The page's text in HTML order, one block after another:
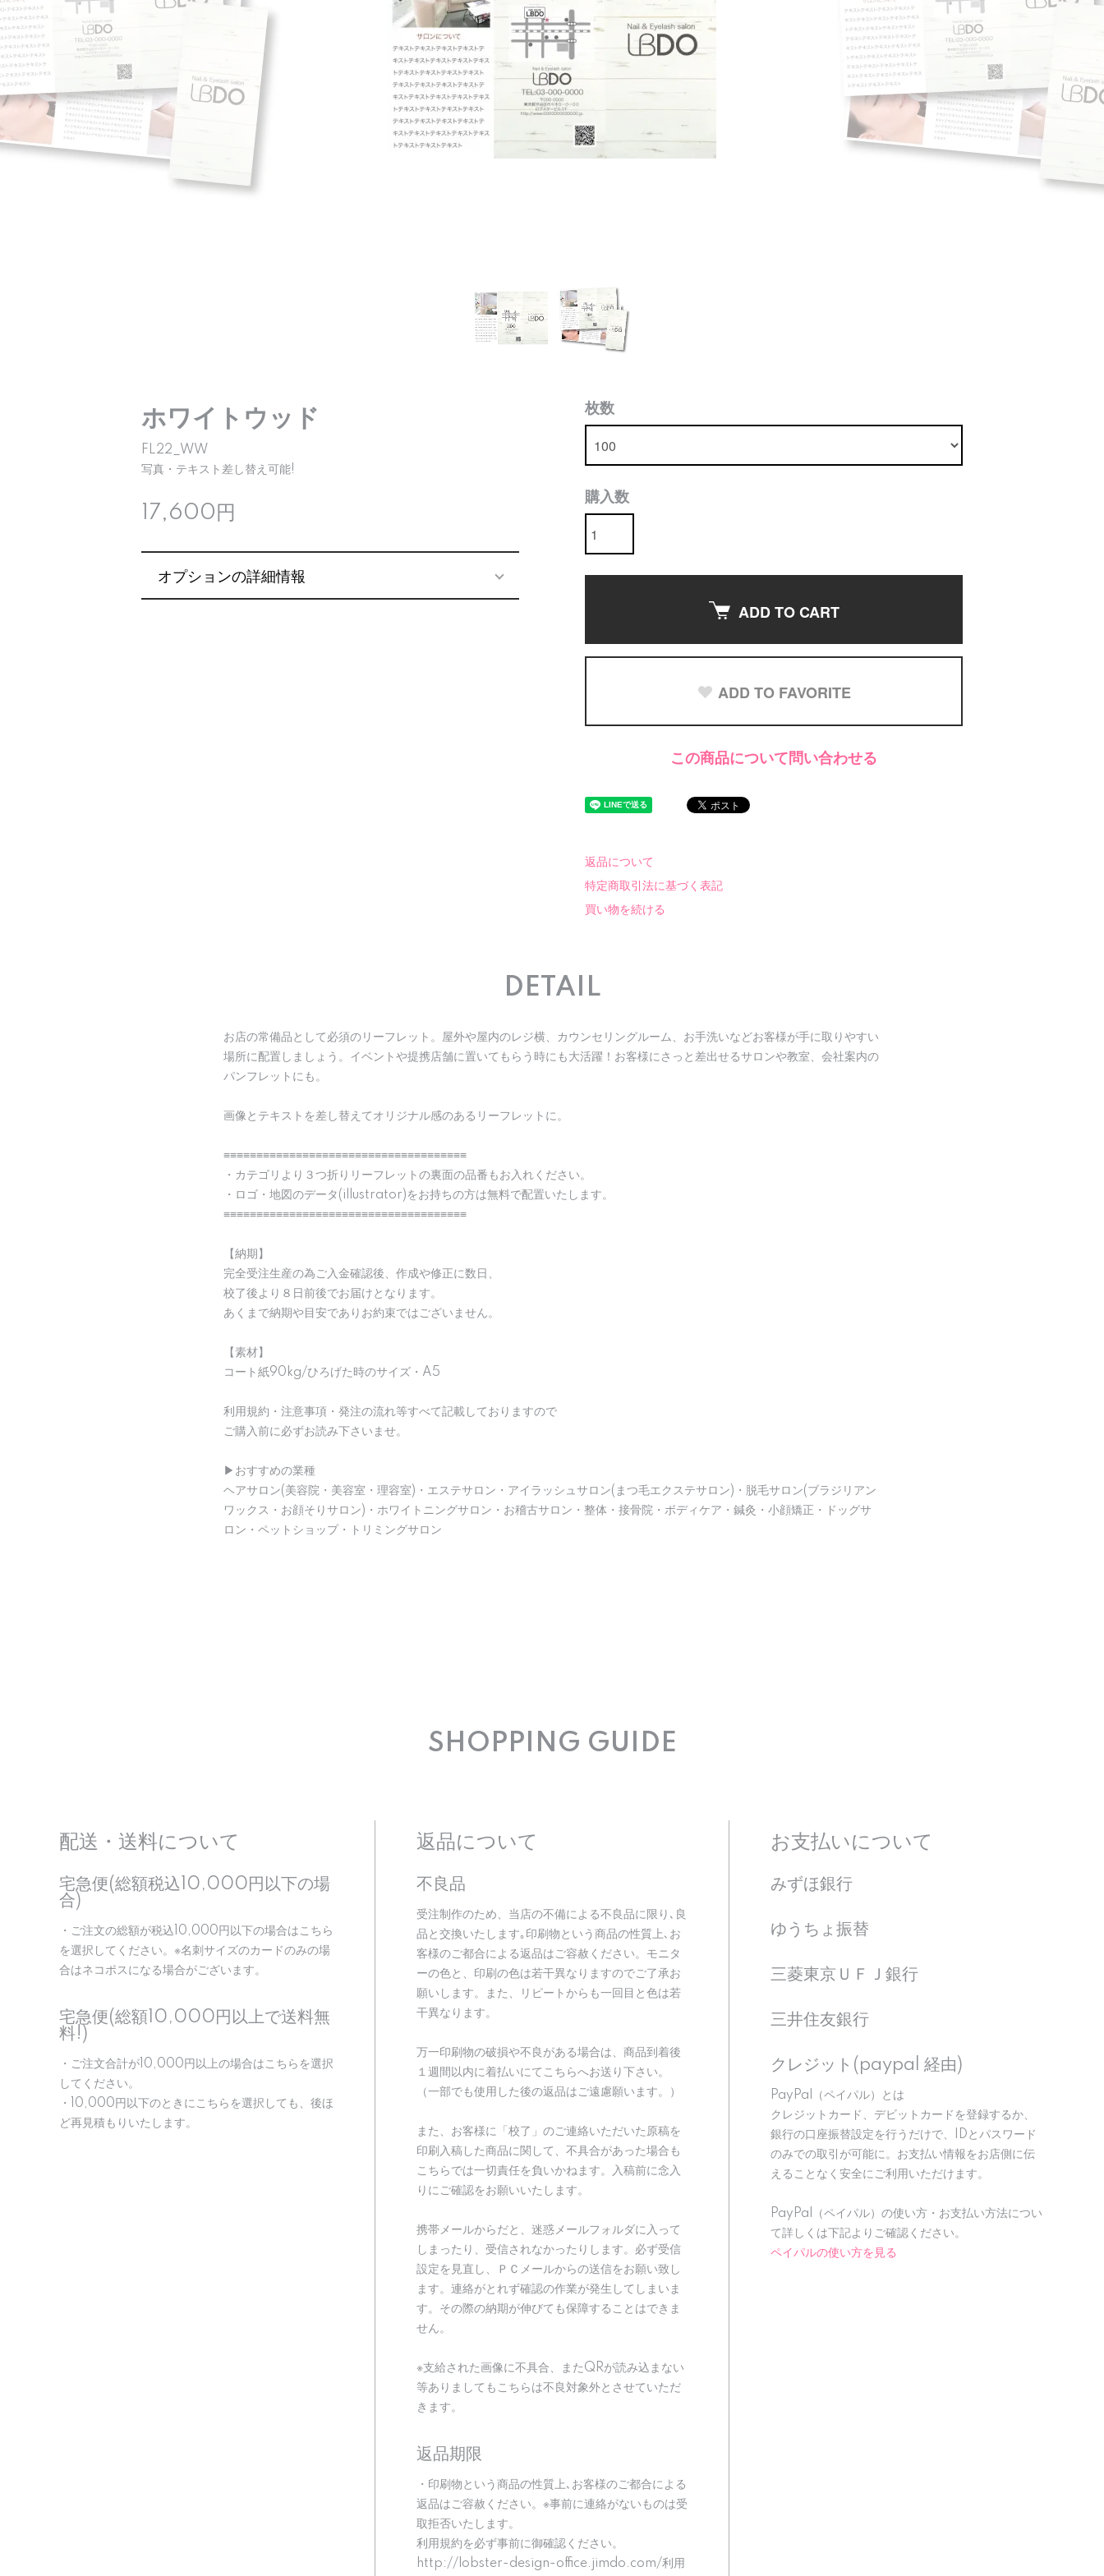
ホワイトウッド
FL22_WW
写真・テキスト差し替え可能!
17,600円
オプションの詳細情報
枚数
購入数
ADD TO CART
ADD TO FAVORITE
この商品について問い合わせる
返品について
特定商取引法に基づく表記
買い物を続ける
DETAIL
お店の常備品として必須のリーフレット。屋外や屋内のレジ横、カウンセリングルーム、お手洗いなどお客様が手に取りやすい
場所に配置しましょう。イベントや提携店舗に置いてもらう時にも大活躍！お客様にさっと差出せるサロンや教室、会社案内の
パンフレットにも。
画像とテキストを差し替えてオリジナル感のあるリーフレットに。
≡≡≡≡≡≡≡≡≡≡≡≡≡≡≡≡≡≡≡≡≡≡≡≡≡≡≡≡≡≡≡≡≡≡≡≡≡
・カテゴリより３つ折りリーフレットの裏面の品番もお入れください。
・ロゴ・地図のデータ(illustrator)をお持ちの方は無料で配置いたします。
≡≡≡≡≡≡≡≡≡≡≡≡≡≡≡≡≡≡≡≡≡≡≡≡≡≡≡≡≡≡≡≡≡≡≡≡≡
【納期】
完全受注生産の為ご入金確認後、作成や修正に数日、
校了後より８日前後でお届けとなります。
あくまで納期や目安でありお約束ではございません。
【素材】
コート紙90kg/ひろげた時のサイズ・A5
利用規約・注意事項・発注の流れ等すべて記載しておりますので
ご購入前に必ずお読み下さいませ。
▶︎おすすめの業種
ヘアサロン(美容院・美容室・理容室)・エステサロン・アイラッシュサロン(まつ毛エクステサロン)・脱毛サロン(ブラジリアン
ワックス・お顔そりサロン)・ホワイトニングサロン・お稽古サロン・整体・接骨院・ボディケア・鍼灸・小顔矯正・ドッグサ
ロン・ペットショップ・トリミングサロン
SHOPPING GUIDE
配送・送料について
宅急便(総額税込10,000円以下の場
合)
・ご注文の総額が税込10,000円以下の場合はこちら
を選択してください。※名刺サイズのカードのみの場
合はネコポスになる場合がございます。
宅急便(総額10,000円以上で送料無
料!)
・ご注文合計が10,000円以上の場合はこちらを選択
してください。
・10,000円以下のときにこちらを選択しても、後ほ
ど再見積もりいたします。
返品について
不良品
受注制作のため、当店の不備による不良品に限り､良
品と交換いたします｡印刷物という商品の性質上､お
客様のご都合による返品はご容赦ください。モニタ
ーの色と、印刷の色は若干異なりますのでご了承お
願いします。また、リピートからも一回目と色は若
干異なります。
万一印刷物の破損や不良がある場合は、商品到着後
１週間以内に着払いにてこちらへお送り下さい。
（一部でも使用した後の返品はご遠慮願います。）
また、お客様に「校了」のご連絡いただいた原稿を
印刷入稿した商品に関して、不具合があった場合も
こちらでは一切責任を負いかねます。入稿前に念入
りにご確認をお願いいたします。
携帯メールからだと、迷惑メールフォルダに入って
しまったり、受信されなかったりします。必ず受信
設定を見直し、ＰＣメールからの送信をお願い致し
ます。連絡がとれず確認の作業が発生してしまいま
す。その際の納期が伸びても保障することはできま
せん。
※支給された画像に不具合、またQRが読み込まない
等ありましてもこちらは不良対象外とさせていただ
きます。
返品期限
・印刷物という商品の性質上､お客様のご都合による
返品はご容赦ください。※事前に連絡がないものは受
取拒否いたします。
利用規約を必ず事前に御確認ください。
http://lobster-design-office.jimdo.com/利用
お支払いについて
みずほ銀行
ゆうちょ振替
三菱東京ＵＦＪ銀行
三井住友銀行
クレジット(paypal 経由)
PayPal（ペイパル）とは
クレジットカード、デビットカードを登録するか、
銀行の口座振替設定を行うだけで、IDとパスワード
のみでの取引が可能に。お支払い情報をお店側に伝
えることなく安全にご利用いただけます。
PayPal（ペイパル）の使い方・お支払い方法につい
て詳しくは下記よりご確認ください。
ペイパルの使い方を見る